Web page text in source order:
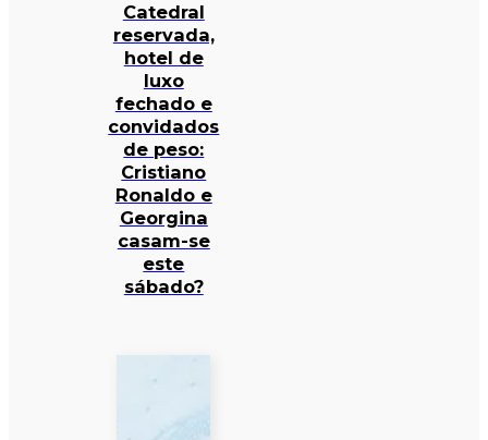
Catedral
reservada,
hotel de
luxo
fechado e
convidados
de peso:
Cristiano
Ronaldo e
Georgina
casam-se
este
sábado?